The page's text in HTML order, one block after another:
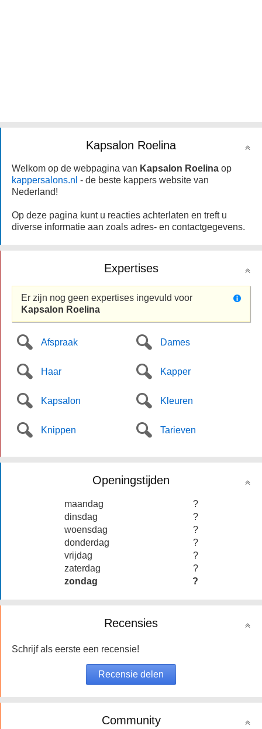
Kapsalon Roelina
Welkom op de webpagina van Kapsalon Roelina op
kappersalons.nl - de beste kappers website van
Nederland!
Op deze pagina kunt u reacties achterlaten en treft u
diverse informatie aan zoals adres- en contactgegevens.
Expertises
Er zijn nog geen expertises ingevuld voor
Kapsalon Roelina
Afspraak Dames
Haar Kapper
Kapsalon Kleuren
Knippen Tarieven
Openingstijden
maandag
?
dinsdag
?
woensdag
?
donderdag
?
vrijdag
?
zaterdag
?
zondag
?
Recensies
Schrijf als eerste een recensie!
Community